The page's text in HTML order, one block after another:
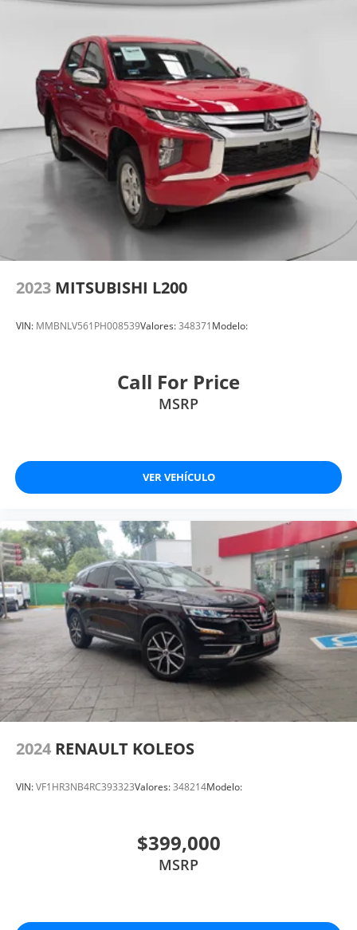
2023 MITSUBISHI L200
VIN: MMBNLV561PH008539Valores:348371Modelo:
Call For Price
MSRP
VER VEHÍCULO
2024 RENAULT KOLEOS
VIN:VF1HR3NB4RC393323Valores:348214Modelo:
$399,000
MSRP